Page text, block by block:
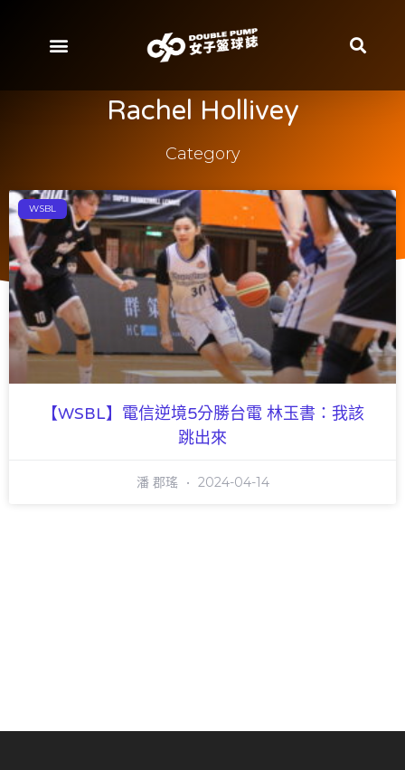
Rachel Hollivey
Category
WSBL
【WSBL】電信逆境5分勝台電 林玉書：我該
跳出來
潘 郡瑤 2024-04-14